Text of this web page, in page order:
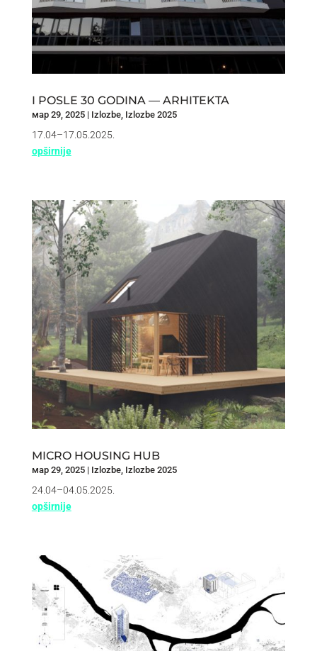
I POSLE 30 GODINA — ARHITEKTA
мар 29, 2025| Izlozbe, Izlozbe 2025
17.04–17.05.2025.
opširnije
MICRO HOUSING HUB
мар 29, 2025| Izlozbe, Izlozbe 2025
24.04–04.05.2025.
opširnije